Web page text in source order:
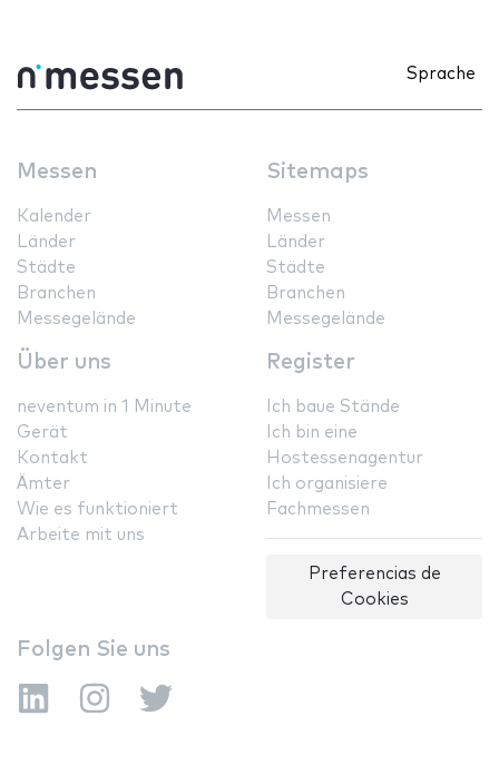
Sprache
Messen
Kalender
Länder
Städte
Branchen
Messegelände
Sitemaps
Messen
Länder
Städte
Branchen
Messegelände
Über uns
neventum in 1 Minute
Gerät
Kontakt
Ämter
Wie es funktioniert
Arbeite mit uns
Register
Ich baue Stände
Ich bin eine
Hostessenagentur
Ich organisiere
Fachmessen
Preferencias de
Cookies
Folgen Sie uns